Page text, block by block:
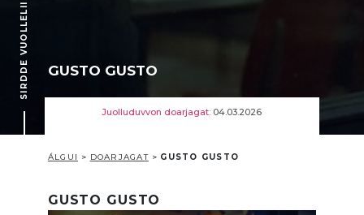
SIRDDE VUOLLELII GUSTO GUSTO
Juolluduvvon doarjagat: 04.03.2026
ÁLGUI > DOARJAGAT > GUSTO GUSTO
GUSTO GUSTO